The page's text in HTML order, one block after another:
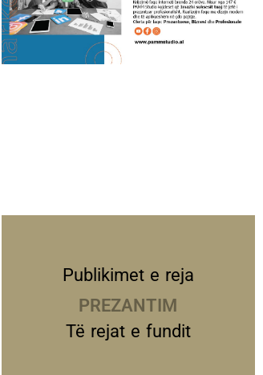
Publikimet e reja
PREZANTIME
Të rejat e fundit